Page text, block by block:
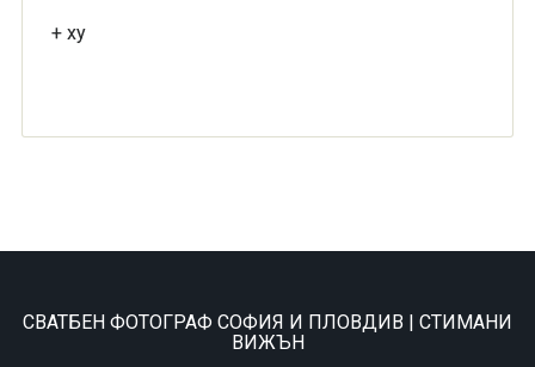
+ ху
СВАТБЕН ФОТОГРАФ СОФИЯ И ПЛОВДИВ | СТИМАНИ
ВИЖЪН